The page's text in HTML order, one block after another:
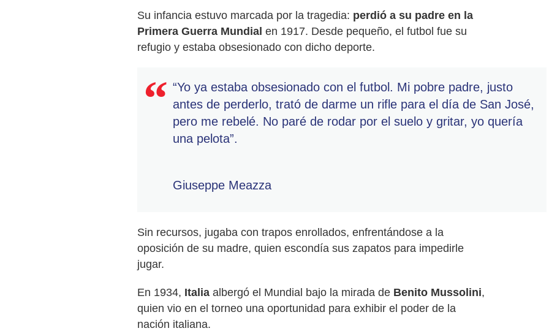
Su infancia estuvo marcada por la tragedia: perdió a su padre en la
Primera Guerra Mundial en 1917. Desde pequeño, el futbol fue su
refugio y estaba obsesionado con dicho deporte.
“Yo ya estaba obsesionado con el futbol. Mi pobre padre, justo
antes de perderlo, trató de darme un rifle para el día de San José,
pero me rebelé. No paré de rodar por el suelo y gritar, yo quería
una pelota”.
Giuseppe Meazza
Sin recursos, jugaba con trapos enrollados, enfrentándose a la
oposición de su madre, quien escondía sus zapatos para impedirle
jugar.
En 1934, Italia albergó el Mundial bajo la mirada de Benito Mussolini,
quien vio en el torneo una oportunidad para exhibir el poder de la
nación italiana.